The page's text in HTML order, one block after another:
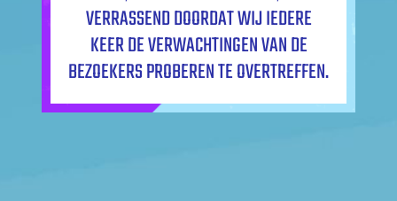
VERRASSEND DOORDAT WIJ IEDERE
KEER DE VERWACHTINGEN VAN DE
BEZOEKERS PROBEREN TE OVERTREFFEN.